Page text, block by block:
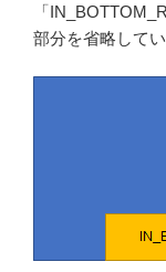
「
部分を省略してい